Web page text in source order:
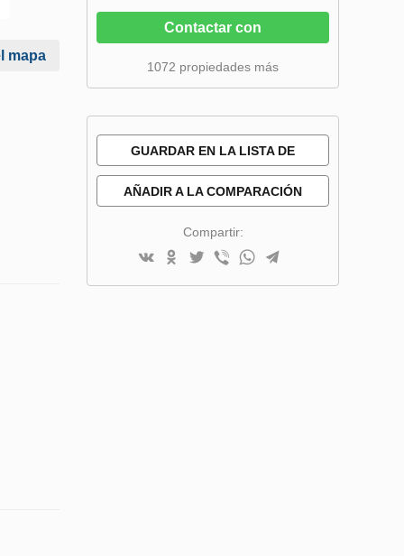
mapa
Contactar con
1072 propiedades más
GUARDAR EN LA LISTA DE
AÑADIR A LA COMPARACIÓN
Compartir: